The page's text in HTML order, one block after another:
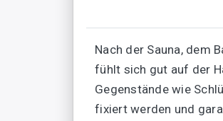
Nach der Sauna, dem
fühlt sich gut auf der
Gegenstände wie
fixiert werden und